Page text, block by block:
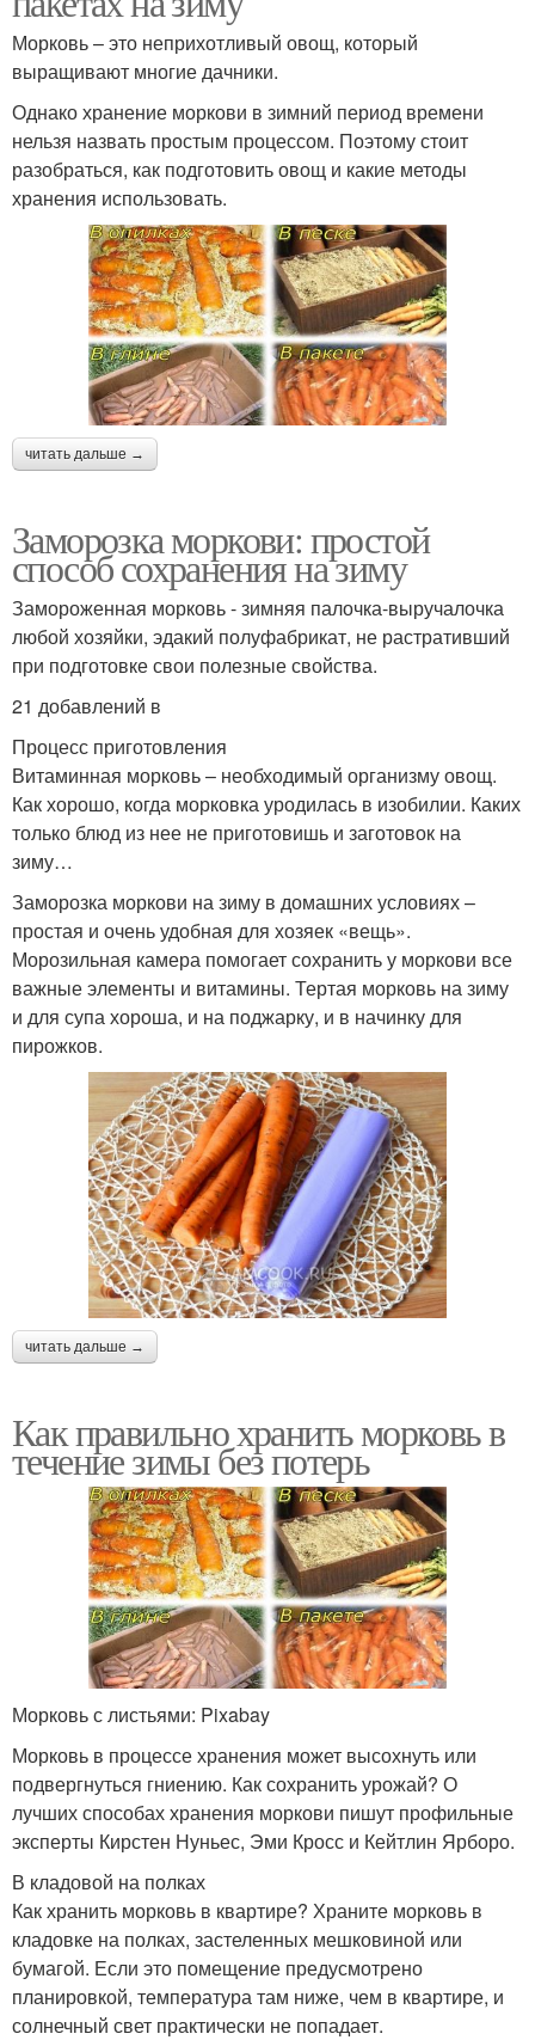
Морковь – это неприхотливый овощ, который
выращивают многие дачники.
Однако хранение моркови в зимний период времени
нельзя назвать простым процессом. Поэтому стоит
разобраться, как подготовить овощ и какие методы
хранения использовать.
читать дальше →
Заморозка моркови: простой
способ сохранения на зиму
Замороженная морковь - зимняя палочка-выручалочка
любой хозяйки, эдакий полуфабрикат, не растративший
при подготовке свои полезные свойства.
21 добавлений в
Процесс приготовления
Витаминная морковь – необходимый организму овощ.
Как хорошо, когда морковка уродилась в изобилии. Каких
только блюд из нее не приготовишь и заготовок на
зиму…
Заморозка моркови на зиму в домашних условиях –
простая и очень удобная для хозяек «вещь».
Морозильная камера помогает сохранить у моркови все
важные элементы и витамины. Тертая морковь на зиму
и для супа хороша, и на поджарку, и в начинку для
пирожков.
читать дальше →
Как правильно хранить морковь в
течение зимы без потерь
Морковь с листьями: Pixabay
Морковь в процессе хранения может высохнуть или
подвергнуться гниению. Как сохранить урожай? О
лучших способах хранения моркови пишут профильные
эксперты Кирстен Нуньес, Эми Кросс и Кейтлин Ярборо.
В кладовой на полках
Как хранить морковь в квартире? Храните морковь в
кладовке на полках, застеленных мешковиной или
бумагой. Если это помещение предусмотрено
планировкой, температура там ниже, чем в квартире, и
солнечный свет практически не попадает.